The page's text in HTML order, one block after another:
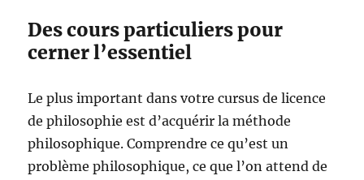
Des cours particuliers pour
cerner l’essentiel
Le plus important dans votre cursus de licence
de philosophie est d’acquérir la méthode
philosophique. Comprendre ce qu’est un
problème philosophique, ce que l’on attend de